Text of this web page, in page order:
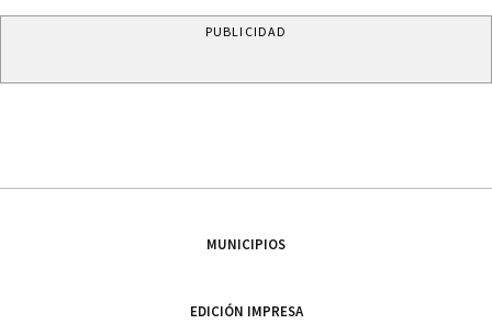
PUBLICIDAD
MUNICIPIOS
EDICIÓN IMPRESA